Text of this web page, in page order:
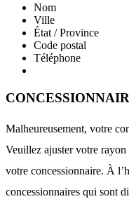
Nom
Ville
État / Province
Code postal
Téléphone
Malheureusement, votre
Veuillez ajuster votre
votre concessionnaire. À
concessionnaires qui sont